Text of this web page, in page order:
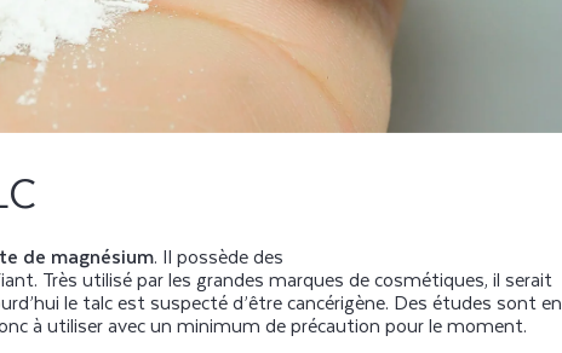
de magnésium. Il possède des
Très utilisé par les grandes marques de cosmétiques, il serait
le talc est suspecté d’être cancérigène. Des études sont en
à utiliser avec un minimum de précaution pour le moment.